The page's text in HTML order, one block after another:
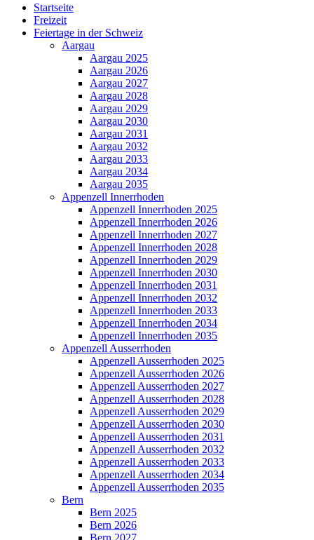
Startseite
Freizeit
Feiertage in der Schweiz
Aargau
Aargau 2025
Aargau 2026
Aargau 2027
Aargau 2028
Aargau 2029
Aargau 2030
Aargau 2031
Aargau 2032
Aargau 2033
Aargau 2034
Aargau 2035
Appenzell Innerrhoden
Appenzell Innerrhoden 2025
Appenzell Innerrhoden 2026
Appenzell Innerrhoden 2027
Appenzell Innerrhoden 2028
Appenzell Innerrhoden 2029
Appenzell Innerrhoden 2030
Appenzell Innerrhoden 2031
Appenzell Innerrhoden 2032
Appenzell Innerrhoden 2033
Appenzell Innerrhoden 2034
Appenzell Innerrhoden 2035
Appenzell Ausserrhoden
Appenzell Ausserrhoden 2025
Appenzell Ausserrhoden 2026
Appenzell Ausserrhoden 2027
Appenzell Ausserrhoden 2028
Appenzell Ausserrhoden 2029
Appenzell Ausserrhoden 2030
Appenzell Ausserrhoden 2031
Appenzell Ausserrhoden 2032
Appenzell Ausserrhoden 2033
Appenzell Ausserrhoden 2034
Appenzell Ausserrhoden 2035
Bern
Bern 2025
Bern 2026
Bern 2027